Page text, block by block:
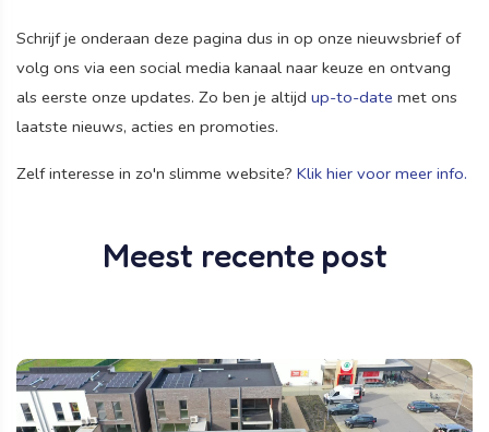
Schrijf je onderaan deze pagina dus in op onze nieuwsbrief of
volg ons via een social media kanaal naar keuze en ontvang
als eerste onze updates. Zo ben je altijd up-to-date met ons
laatste nieuws, acties en promoties.
Zelf interesse in zo'n slimme website? Klik hier voor meer info.
Meest recente post